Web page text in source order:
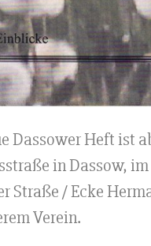
Dassower Heft ist
in Dassow,
Straße / Ecke
Verein.